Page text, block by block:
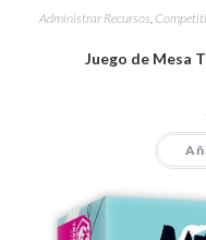
Administrar Recursos
Juego de Mesa